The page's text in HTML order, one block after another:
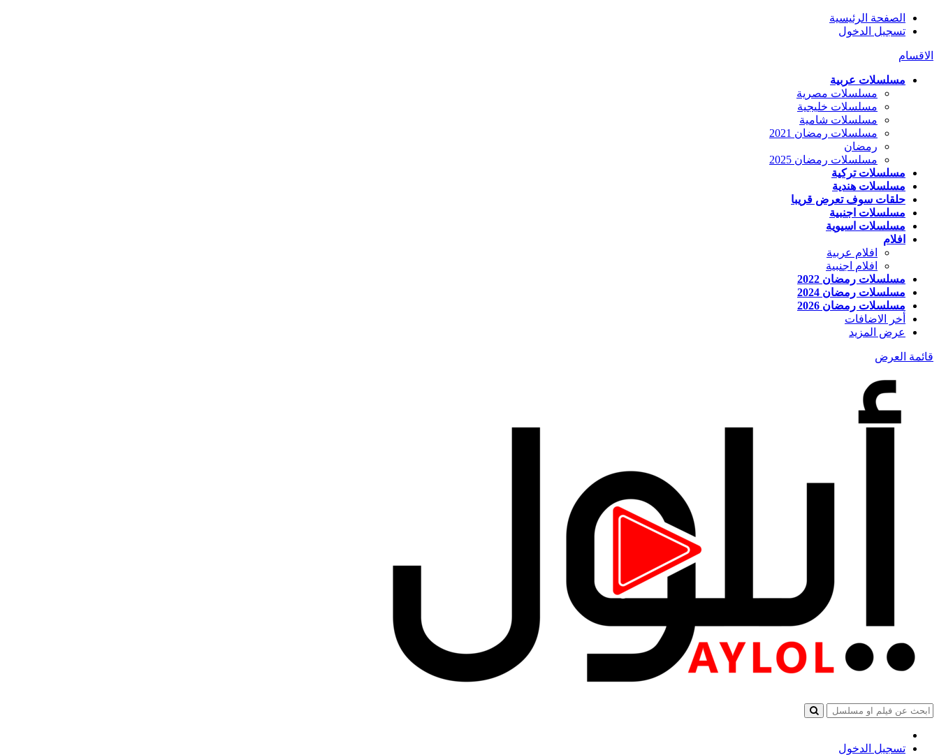
الصفحة الرئيسية
تسجيل الدخول
الاقسام
مسلسلات عربية
مسلسلات مصرية
مسلسلات خليجية
مسلسلات شامية
مسلسلات رمضان 2021
رمضان
مسلسلات رمضان 2025
مسلسلات تركية
مسلسلات هندية
حلقات سوف تعرض قريبا
مسلسلات اجنبية
مسلسلات اسيوية
افلام
افلام عربية
افلام اجنبية
مسلسلات رمضان 2022
مسلسلات رمضان 2024
مسلسلات رمضان 2026
أخر الاضافات
عرض المزيد
قائمة العرض
تسجيل الدخول